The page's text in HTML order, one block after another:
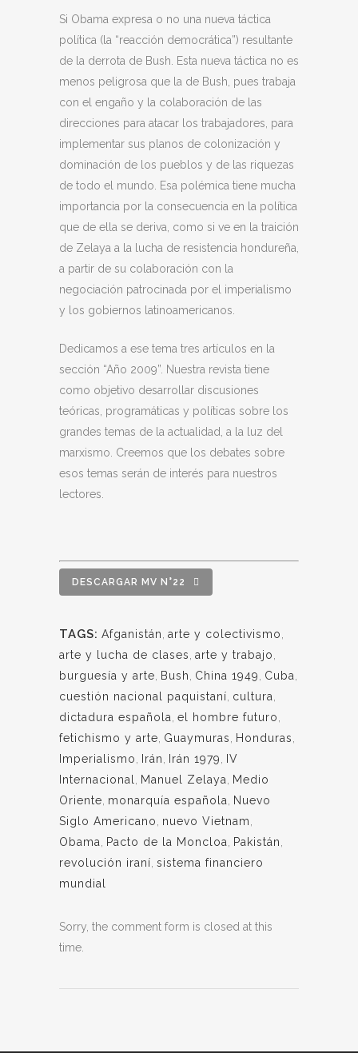
Si Obama expresa o no una nueva táctica
política (la “reacción democrática”) resultante
de la derrota de Bush. Esta nueva táctica no es
menos peligrosa que la de Bush, pues trabaja
con el engaño y la colaboración de las
direcciones para atacar los trabajadores, para
implementar sus planos de colonización y
dominación de los pueblos y de las riquezas
de todo el mundo. Esa polémica tiene mucha
importancia por la consecuencia en la política
que de ella se deriva, como si ve en la traición
de Zelaya a la lucha de resistencia hondureña,
a partir de su colaboración con la
negociación patrocinada por el imperialismo
y los gobiernos latinoamericanos.
Dedicamos a ese tema tres artículos en la
sección “Año 2009”. Nuestra revista tiene
como objetivo desarrollar discusiones
teóricas, programáticas y políticas sobre los
grandes temas de la actualidad, a la luz del
marxismo. Creemos que los debates sobre
esos temas serán de interés para nuestros
lectores.
DESCARGAR MV N°22
TAGS: Afganistán arte y colectivismo
arte y lucha de clases arte y trabajo
burguesía y arte
Bush China 1949 Cuba
cuestión nacional paquistaní cultura
dictadura española el hombre futuro
fetichismo y arte Guaymuras Honduras
Imperialismo
Irán Irán 1979
IV
Internacional
Manuel Zelaya
Medio
Oriente monarquía española
Nuevo
Siglo Americano
nuevo Vietnam
Obama
Pacto de la Moncloa Pakistán
revolución iraní sistema financiero
mundial
Sorry, the comment form is closed at this
time.